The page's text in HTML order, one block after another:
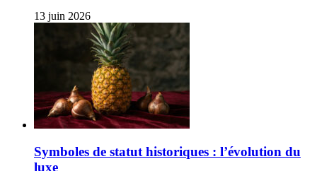
13 juin 2026
Symboles de statut historiques : l’évolution du
luxe